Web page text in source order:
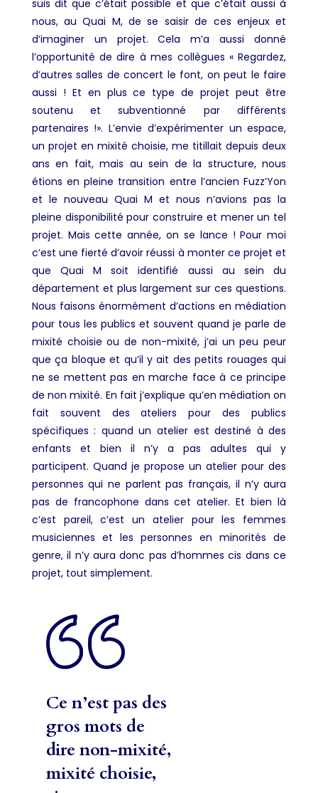
suis dit que c’était possible et que c’était aussi à
nous, au Quai M, de se saisir de ces enjeux et
d’imaginer un projet. Cela m’a aussi donné
l’opportunité de dire à mes collègues « Regardez,
d’autres salles de concert le font, on peut le faire
aussi ! Et en plus ce type de projet peut être
soutenu et subventionné par différents
partenaires !». L’envie d’expérimenter un espace,
un projet en mixité choisie, me titillait depuis deux
ans en fait, mais au sein de la structure, nous
étions en pleine transition entre l’ancien Fuzz’Yon
et le nouveau Quai M et nous n’avions pas la
pleine disponibilité pour construire et mener un tel
projet. Mais cette année, on se lance ! Pour moi
c’est une fierté d’avoir réussi à monter ce projet et
que Quai M soit identifié aussi au sein du
département et plus largement sur ces questions.
Nous faisons énormément d’actions en médiation
pour tous les publics et souvent quand je parle de
mixité choisie ou de non-mixité, j’ai un peu peur
que ça bloque et qu’il y ait des petits rouages qui
ne se mettent pas en marche face à ce principe
de non mixité. En fait j’explique qu’en médiation on
fait souvent des ateliers pour des publics
spécifiques : quand un atelier est destiné à des
enfants et bien il n’y a pas adultes qui y
participent. Quand je propose un atelier pour des
personnes qui ne parlent pas français, il n’y aura
pas de francophone dans cet atelier. Et bien là
c’est pareil, c’est un atelier pour les femmes
musiciennes et les personnes en minorités de
genre, il n’y aura donc pas d’hommes cis dans ce
projet, tout simplement.
Ce n’est pas des
gros mots de
dire non-mixité,
mixité choisie,